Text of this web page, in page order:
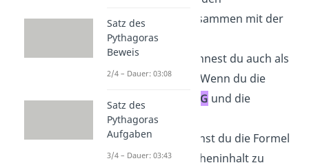
Seitenflächen
zusammen mit der
Vorder-und der
Rückseite
bezeichnest du auch als
Mantelfläche M
. Wenn du die
Grundfläche
G und die
Deckfläche
bezeichnest, kannst du die Formel
um den Oberflächeninhalt zu
Satz des
Pythagoras
Beweis
2/4 – Dauer: 03:08
Satz des
Pythagoras
Aufgaben
3/4 – Dauer: 03:43